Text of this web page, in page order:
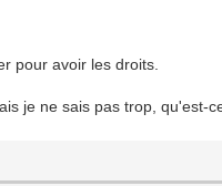
pour avoir les droits.
je ne sais pas trop, qu'est-